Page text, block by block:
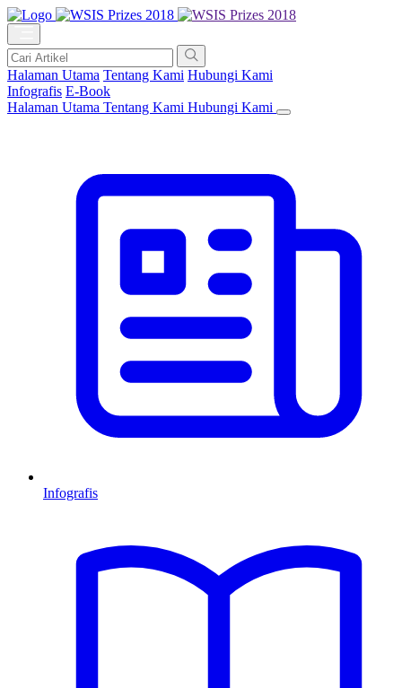
Halaman Utama Tentang Kami Hubungi Kami
Infografis E-Book
Halaman Utama Tentang Kami Hubungi Kami
Infografis